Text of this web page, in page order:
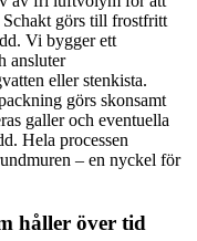
görs till frostfritt
Vi bygger ett
ansluter
eller stenkista.
görs skonsamt
galler och eventuella
Hela processen
– en nyckel för
håller över tid